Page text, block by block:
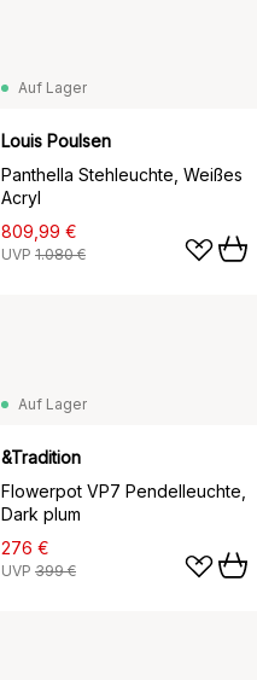
Auf Lager
Louis Poulsen
Panthella Stehleuchte, Weißes
Acryl
809,99 €
UVP 1.080 €
Auf Lager
&Tradition
Flowerpot VP7 Pendelleuchte,
Dark plum
276 €
UVP 399 €